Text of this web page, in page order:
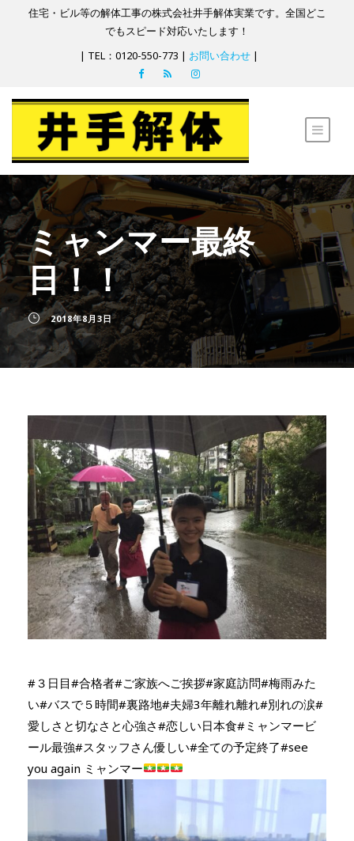
住宅・ビル等の解体工事の株式会社井手解体実業です。全国どこ
でもスピード対応いたします！
| TEL：0120-550-773 | お問い合わせ |
ミャンマー最終
日！！
2018年8月3日
#３日目#合格者#ご家族へご挨拶#家庭訪問#梅雨みた
い#バスで５時間#裏路地#夫婦3年離れ離れ#別れの涙#
愛しさと切なさと心強さ#恋しい日本食#ミャンマービ
ール最強#スタッフさん優しい#全ての予定終了#see
you again ミャンマー